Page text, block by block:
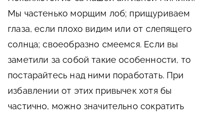
Мы частенько морщим лоб; прищуриваем
глаза, если плохо видим или от слепящего
солнца; своеобразно смеемся. Если вы
заметили за собой такие особенности, то
постарайтесь над ними поработать. При
избавлении от этих привычек хотя бы
частично, можно значительно сократить